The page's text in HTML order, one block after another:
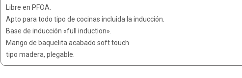
Libre en PFOA.
Apto para todo tipo de cocinas incluida la inducción.
Base de inducción «full induction».
Mango de baquelita acabado soft touch
tipo madera, plegable.